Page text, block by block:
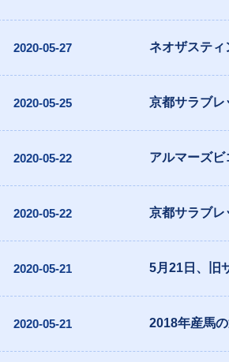
2020-05-27 ネオザスティ
2020-05-25 京都サラブレ
2020-05-22 アルマーズ
2020-05-22 京都サラブレ
2020-05-21 5月21日、旧
2020-05-21 2018年産馬